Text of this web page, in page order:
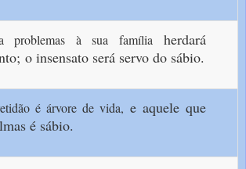
problemas à sua família herdará
o insensato será servo do sábio.
é árvore de vida, e aquele que
é sábio.